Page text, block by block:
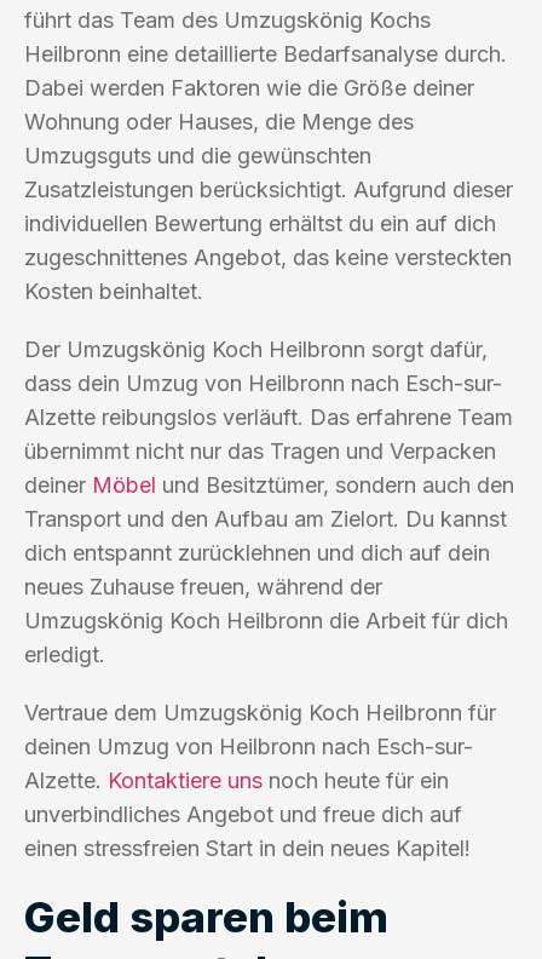
führt das Team des Umzugskönig Kochs
Heilbronn eine detaillierte Bedarfsanalyse durch.
Dabei werden Faktoren wie die Größe deiner
Wohnung oder Hauses, die Menge des
Umzugsguts und die gewünschten
Zusatzleistungen berücksichtigt. Aufgrund dieser
individuellen Bewertung erhältst du ein auf dich
zugeschnittenes Angebot, das keine versteckten
Kosten beinhaltet.
Der Umzugskönig Koch Heilbronn sorgt dafür,
dass dein Umzug von Heilbronn nach Esch-sur-
Alzette reibungslos verläuft. Das erfahrene Team
übernimmt nicht nur das Tragen und Verpacken
deiner Möbel und Besitztümer, sondern auch den
Transport und den Aufbau am Zielort. Du kannst
dich entspannt zurücklehnen und dich auf dein
neues Zuhause freuen, während der
Umzugskönig Koch Heilbronn die Arbeit für dich
erledigt.
Vertraue dem Umzugskönig Koch Heilbronn für
deinen Umzug von Heilbronn nach Esch-sur-
Alzette. Kontaktiere uns noch heute für ein
unverbindliches Angebot und freue dich auf
einen stressfreien Start in dein neues Kapitel!
Geld sparen beim